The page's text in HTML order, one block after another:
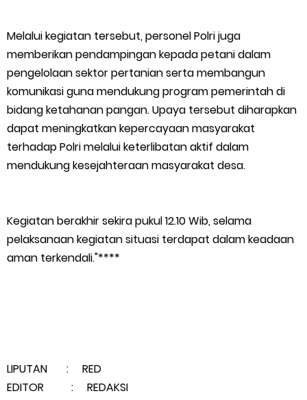
Sinergitas dengan Insan Pers, Komunitas dan Mahasiswa
PLN Selat Panjang Minta Maaf, Janji Datangkan Mesin Sewa
Atasi Pemadaman di Merbau.
Warga Kecamatan Merbau dan Kecamatan Putri Puyu Tuntut
PLN: Hentikan Pemadaman dan Beri Kompensasi
Masyarakat Desa Se- Kecamatan Merbau Datangi PLTG
Dorong Lahirnya Atlet Berprestasi
Melalui kegiatan tersebut, personel Polri juga
memberikan pendampingan kepada petani dalam
pengelolaan sektor pertanian serta membangun
komunikasi guna mendukung program pemerintah di
bidang ketahanan pangan. Upaya tersebut diharapkan
dapat meningkatkan kepercayaan masyarakat
terhadap Polri melalui keterlibatan aktif dalam
mendukung kesejahteraan masyarakat desa.
Kegiatan berakhir sekira pukul 12.10 Wib, selama
pelaksanaan kegiatan situasi terdapat dalam keadaan
aman terkendali."****
LIPUTAN : RED
EDITOR : REDAKSI